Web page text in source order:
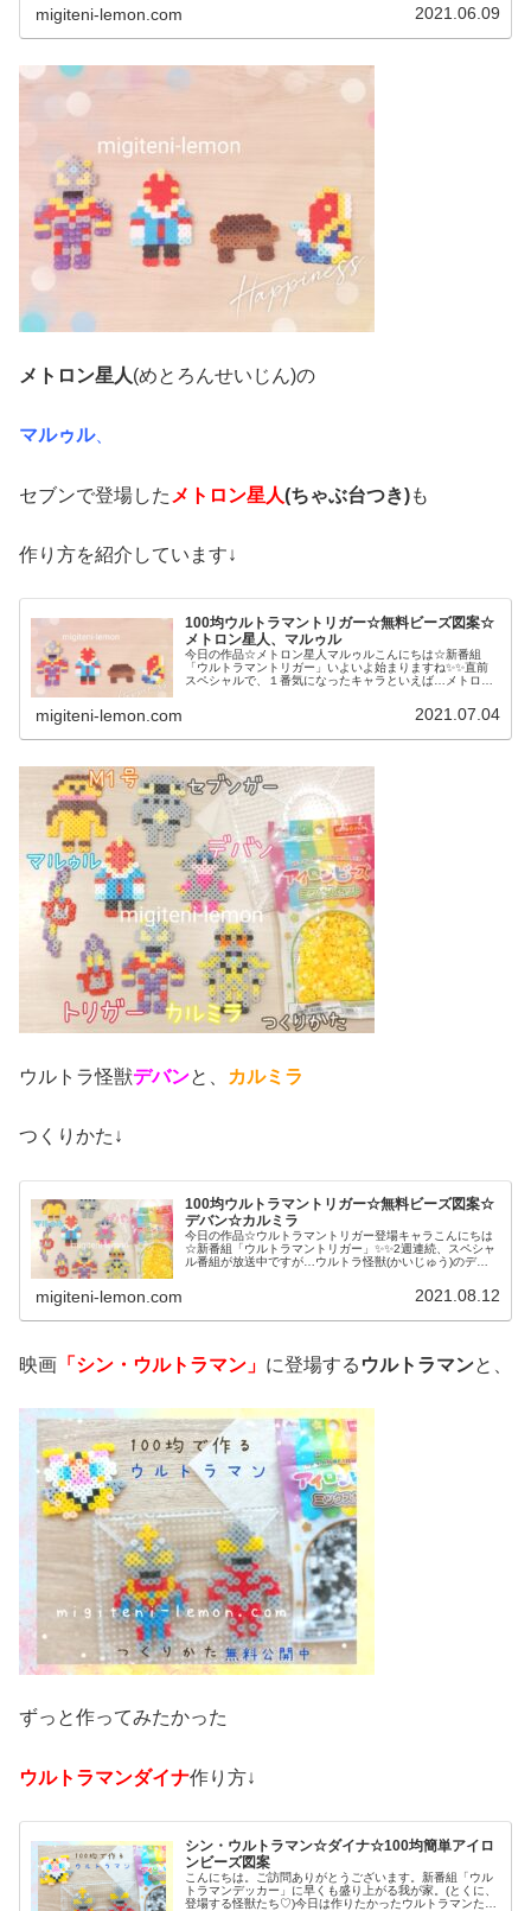
migiteni-lemon.com 2021.06.09
メトロン星人(めとろんせいじん)の
マルゥル、
セブンで登場した メトロン星人(ちゃぶ台つき)も
作り方を紹介しています↓
100均ウルトラマントリガー☆無料ビーズ図案☆
メトロン星人、マルゥル
今日の作品☆メトロン星人マルゥルこんにちは☆新番組
「ウルトラマントリガー」いよいよ始まりますね✨✨直前
スペシャルで、１番気になったキャラといえば…メトロン
migiteni-lemon.com 2021.07.04
ウルトラ怪獣デバンと、 カルミラ
つくりかた↓
100均ウルトラマントリガー☆無料ビーズ図案☆
デバン☆カルミラ
今日の作品☆ウルトラマントリガー登場キャラこんにちは
☆新番組「ウルトラマントリガー」✨✨2週連続、スペシャ
ル番組が放送中ですが…ウルトラ怪獣(かいじゅう)のデバ
migiteni-lemon.com 2021.08.12
映画 「シン・ウルトラマン」 に登場する ウルトラマンと、
ずっと作ってみたかった
ウルトラマンダイナ作り方↓
シン・ウルトラマン☆ダイナ☆100均簡単アイロ
ンビーズ図案
こんにちは。ご訪問ありがとうございます。新番組「ウル
トラマンデッカー」に早くも盛り上がる我が家。(とくに、
登場する怪獣たち♡)今日は作りたかったウルトラマンたち